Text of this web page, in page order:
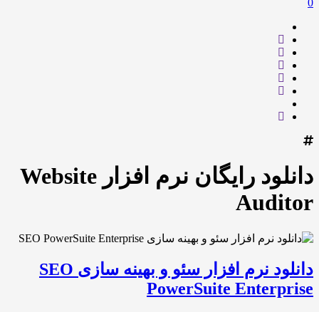
0
دانلود رایگان نرم افزار Website
Auditor
دانلود نرم افزار سئو و بهینه سازی SEO
PowerSuite Enterprise